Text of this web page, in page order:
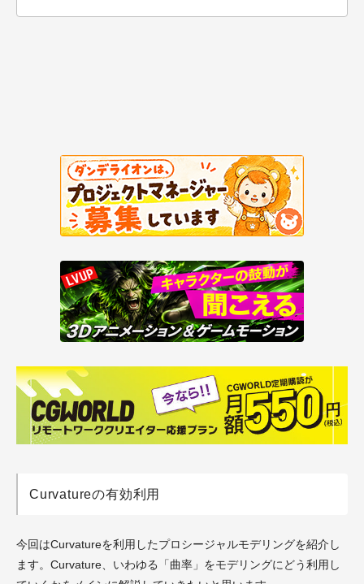
Curvatureの有効利用
今回はCurvatureを利用したプロシージャルモデリングを紹介し
ます。Curvature、いわゆる「曲率」をモデリングにどう利用し